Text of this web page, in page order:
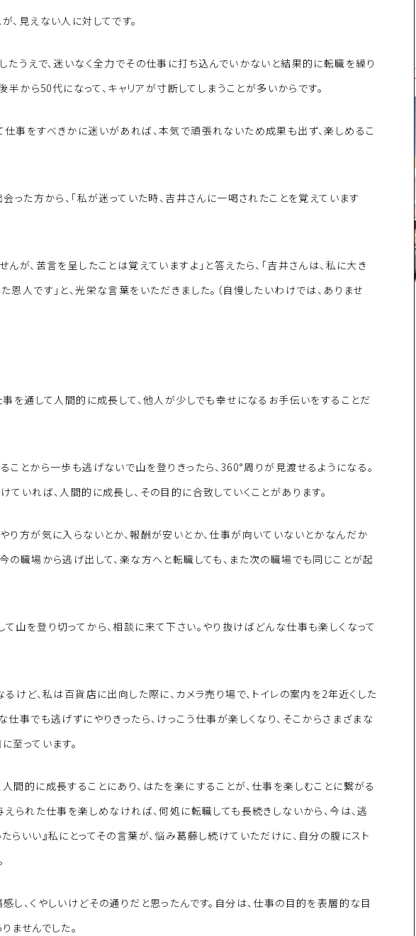
、見えない人に対してです。
たうえで、迷いなく全力でその仕事に打ち込んでいかないと結果的に転職を繰り
半から50代になって、キャリアが寸断してしまうことが多いからです。
事をすべきかに迷いがあれば、本気で頑張れないため成果も出ず、楽しめるこ
った方から、「私が迷っていた時、吉井さんに一喝されたことを覚えています
んが、苦言を呈したことは覚えていますよ」と答えたら、「吉井さんは、私に大き
恩人です」と、光栄な言葉をいただきました。（自慢したいわけでは、ありませ
事を通して人間的に成長して、他人が少しでも幸せになるお手伝いをすることだ
ことから一歩も逃げないで山を登りきったら、360°周りが見渡せるようになる。
ていれば、人間的に成長し、その目的に合致していくことがあります。
り方が気に入らないとか、報酬が安いとか、仕事が向いていないとかなんだか
の職場から逃げ出して、楽な方へと転職しても、また次の職場でも同じことが起
山を登り切ってから、相談に来て下さい。やり抜けばどんな仕事も楽しくなって
るけど、私は百貨店に出向した際に、カメラ売り場で、トイレの案内を2年近くした
仕事でも逃げずにやりきったら、けっこう仕事が楽しくなり、そこからさまざまな
至っています。
間的に成長することにあり、はたを楽にすることが、仕事を楽しむことに繋がる
えられた仕事を楽しめなければ、何処に転職しても長続きしないから、今は、逃
らいい』私にとってその言葉が、悩み葛藤し続けていただけに、自分の腹にスト
し、くやしいけどその通りだと思ったんです。自分は、仕事の目的を表層的な目
ませんでした。